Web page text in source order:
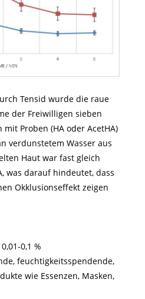
Tensid wurde die raue
der Freiwilligen sieben
Proben (HA oder AcetHA)
verdunstetem Wasser aus
Haut war fast gleich
was darauf hindeutet, dass
Okklusionseffekt zeigen
0,1 %
feuchtigkeitsspendende,
wie Essenzen, Masken,